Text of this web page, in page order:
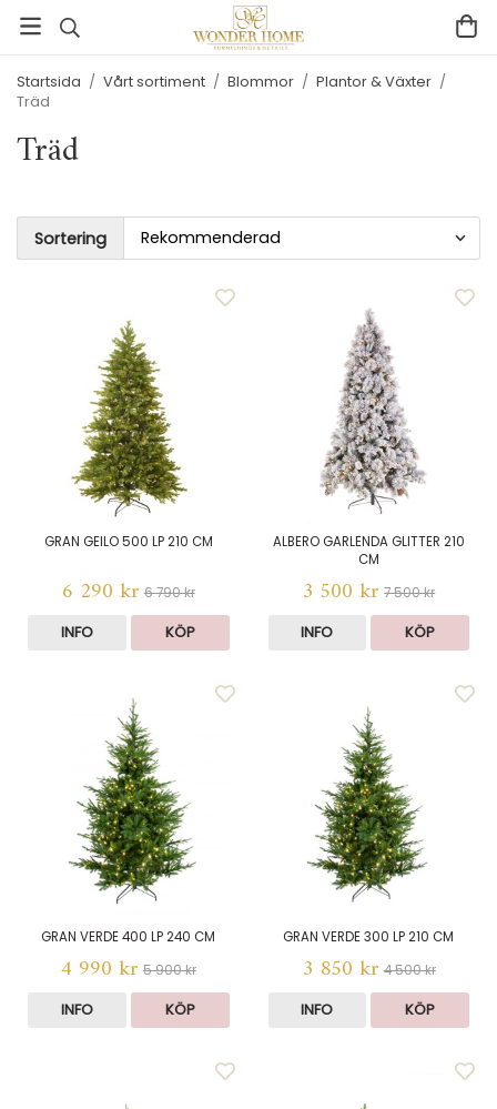
Startsida / Vårt sortiment / Blommor / Plantor & Växter /
Träd
Träd
Sortering
GRAN GEILO 500 LP 210 CM
6 290 kr 6 790 kr
INFO KÖP
ALBERO GARLENDA GLITTER 210
CM
3 500 kr 7 500 kr
INFO KÖP
GRAN VERDE 400 LP 240 CM
4 990 kr 5 900 kr
INFO KÖP
GRAN VERDE 300 LP 210 CM
3 850 kr 4 500 kr
INFO KÖP